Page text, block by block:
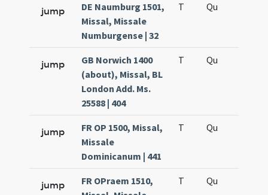
jump
DE Naumburg 1501,
Missal, Missale
Numburgense | 32
T Qu
jump
GB Norwich 1400
(about), Missal, BL
London Add. Ms.
25588 | 404
T Qu
jump
FR OP 1500, Missal,
Missale
Dominicanum | 441
T Qu
jump
FR OPraem 1510,
T Qu